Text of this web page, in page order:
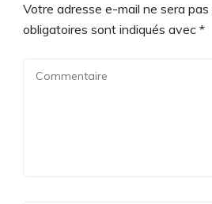
Votre adresse e-mail ne sera pas
obligatoires sont indiqués avec *